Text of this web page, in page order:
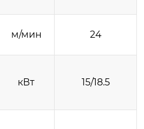
м/мин 24
кВт 15/18.5